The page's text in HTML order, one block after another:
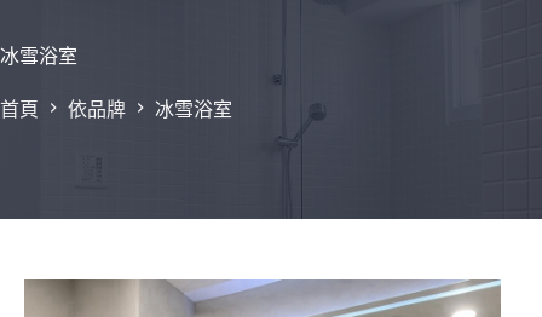
冰雪浴室
首頁 依品牌 冰雪浴室